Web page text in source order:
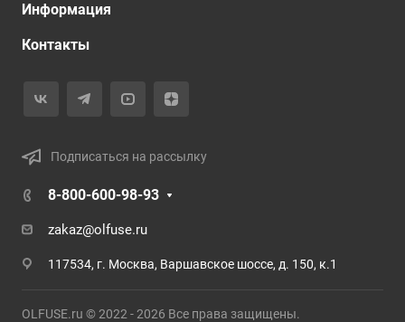
Информация
Контакты
Подписаться на рассылку
8-800-600-98-93
zakaz@olfuse.ru
117534, г. Москва, Варшавское шоссе, д. 150, к.1
OLFUSE.ru © 2022 - 2026 Все права защищены.